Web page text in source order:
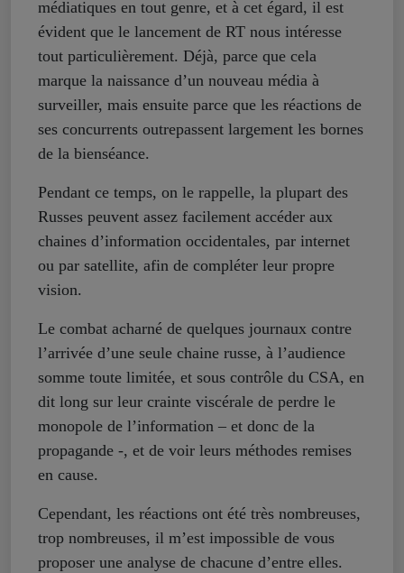
médiatiques en tout genre, et à cet égard, il est
évident que le lancement de RT nous intéresse
tout particulièrement. Déjà, parce que cela
marque la naissance d’un nouveau média à
surveiller, mais ensuite parce que les réactions de
ses concurrents outrepassent largement les bornes
de la bienséance.
Pendant ce temps, on le rappelle, la plupart des
Russes peuvent assez facilement accéder aux
chaines d’information occidentales, par internet
ou par satellite, afin de compléter leur propre
vision.
Le combat acharné de quelques journaux contre
l’arrivée d’une seule chaine russe, à l’audience
somme toute limitée, et sous contrôle du CSA, en
dit long sur leur crainte viscérale de perdre le
monopole de l’information – et donc de la
propagande -, et de voir leurs méthodes remises
en cause.
Cependant, les réactions ont été très nombreuses,
trop nombreuses, il m’est impossible de vous
proposer une analyse de chacune d’entre elles.